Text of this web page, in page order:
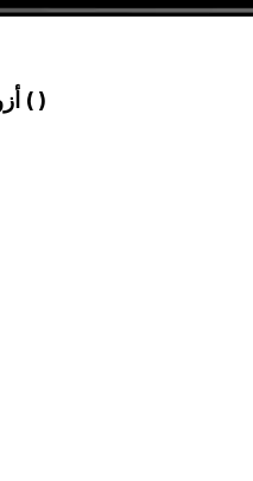
أشهر الشلن الكيني (KES) أزواج ( )